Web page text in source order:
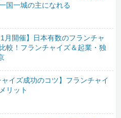
国一城の主になれる
月開催】日本有数のフランチャ
較！フランチャイズ＆起業・独
ャイズ成功のコツ】フランチャイ
リット